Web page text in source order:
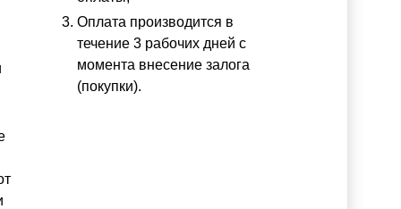
Оплата производится в
течение 3 рабочих дней с
момента внесение залога
(покупки).